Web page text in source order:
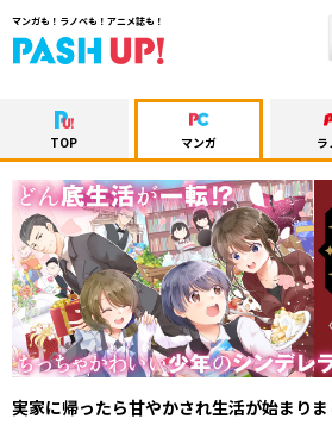
マンガも！ラノベも！アニメ誌も！
TOP マンガ ラ
実家に帰ったら甘やかされ生活が始まりま